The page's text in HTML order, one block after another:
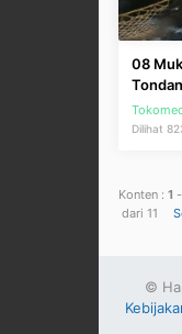
08
Dilihat
Konten : 1 -
dari 11
©